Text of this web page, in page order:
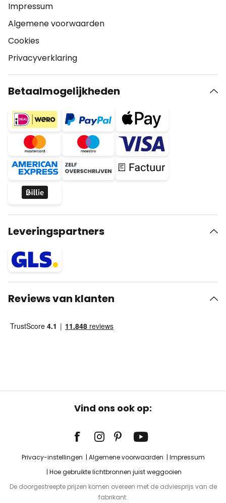
Impressum
Algemene voorwaarden
Cookies
Privacyverklaring
Betaalmogelijkheden
Leveringspartners
Reviews van klanten
Vind ons ook op:
Privacy-instellingen Algemene voorwaarden
Impressum
Hoe gebruikte lichtbronnen juist weggooien
De doorgestreepte prijzen komen overeen met de adviesprijs van de
fabrikant.